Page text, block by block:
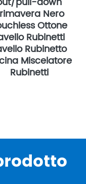
Nero
Ottone
Rubinetti
Rubinetto
Miscelatore
Rubinetti